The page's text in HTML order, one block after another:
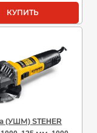
КУПИТЬ
(УШМ) STEHER